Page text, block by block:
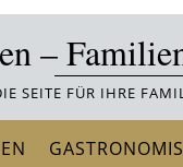
–
SEITE FÜR IHRE